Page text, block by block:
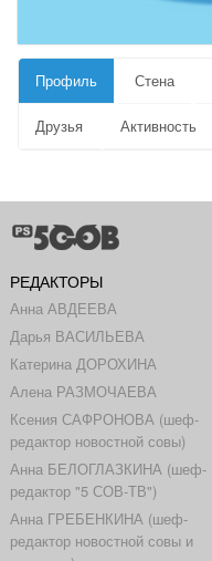
Профиль Стена
Друзья Активность
РЕДАКТОРЫ
Анна АВДЕЕВА
Дарья ВАСИЛЬЕВА
Катерина ДОРОХИНА
Алена РАЗМОЧАЕВА
Ксения САФРОНОВА (шеф-
редактор новостной совы)
Анна БЕЛОГЛАЗКИНА (шеф-
редактор "5 СОВ-ТВ")
Анна ГРЕБЕНКИНА (шеф-
редактор новостной совы и